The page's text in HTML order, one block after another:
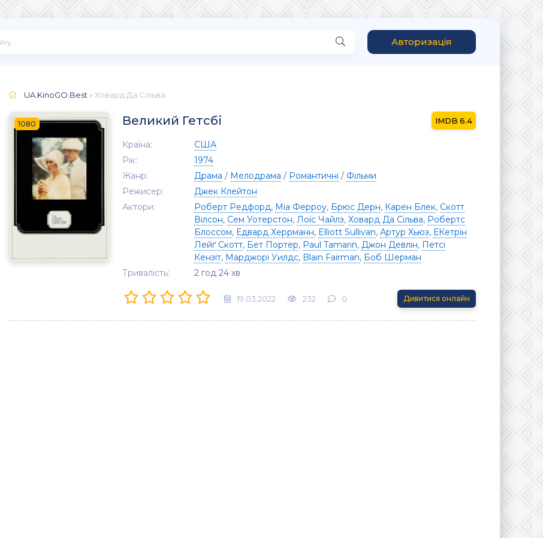
Авторизація
UA.KinoGO.Best » Ховард Да Сільва
1080 Великий Гетсбі 6.4
Країна:
США
Рік:
1974
Жанр:
Драма / Мелодрама / Романтичні / Фільми
Режисер:
Джек Клейтон
Актори:
Роберт Редфорд, Міа Ферроу, Брюс Дерн, Карен Блек, Скотт
Вілсон, Сем Уотерстон, Лоїс Чайлз, Ховард Да Сільва, Робертс
Блоссом, Едвард Херрманн, Elliott Sullivan, Артур Хьюз, ЕКетрін
Лейґ Скотт, Бет Портер, Paul Tamarin, Джон Девлін, Петсі
Кензіт, Марджорі Уилдс, Blain Fairman, Боб Шерман
Тривалість:
2 год 24 хв
19.03.2022 232 0 Дивитися онлайн